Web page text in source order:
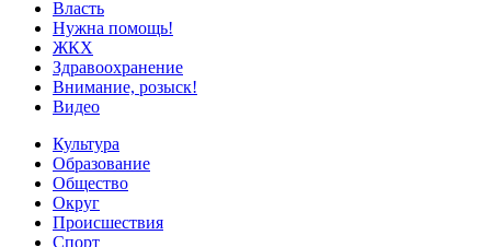
Власть
Нужна помощь!
ЖКХ
Здравоохранение
Внимание, розыск!
Видео
Культура
Образование
Общество
Округ
Происшествия
Спорт